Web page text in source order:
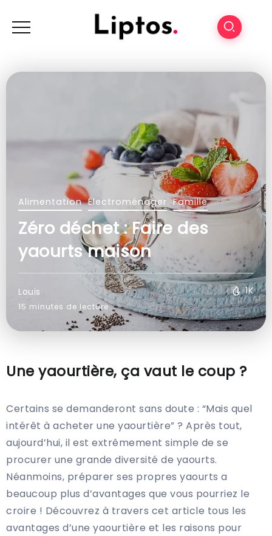
Alimentation Électroménager Famille
Zéro déchet : Faire des
yaourts maison
Louis
15 minutes de lecture
1K
Une yaourtière, ça vaut le coup ?
Certains se demanderont sans doute : “Mais quel
intérêt à acheter une yaourtière” ? Après tout,
aujourd’hui, il est extrêmement simple de se
procurer une grande diversité de yaourts.
Néanmoins, préparer ses propres yaourts a
beaucoup plus d’avantages que vous pourriez le
croire ! Découvrez à travers cet article tous les
avantages d’une yaourtière et les raisons pour